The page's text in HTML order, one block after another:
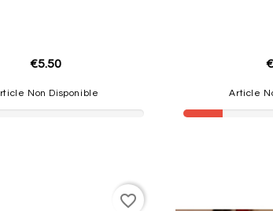
€5.50
Non Disponible Article
favorite_border